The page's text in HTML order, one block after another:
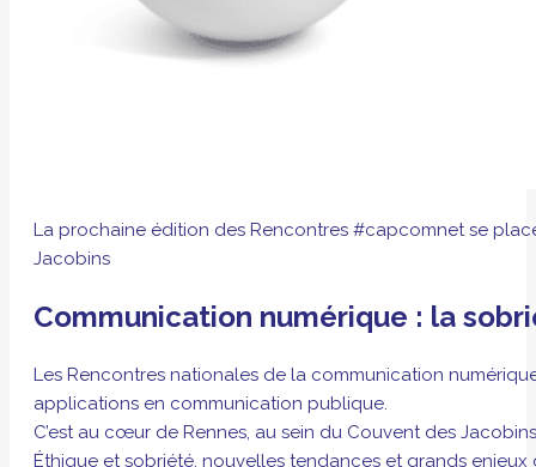
La prochaine édition des Rencontres #capcomnet se
Jacobins
Communication numérique : la
Les Rencontres nationales de la communication
applications en communication publique.
C’est au cœur de Rennes, au sein du Couvent des
Éthique et sobriété, nouvelles tendances et grands